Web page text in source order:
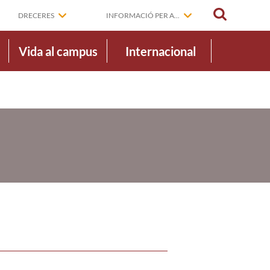
DRECERES INFORMACIÓ PER A...
Vida al campus Internacional